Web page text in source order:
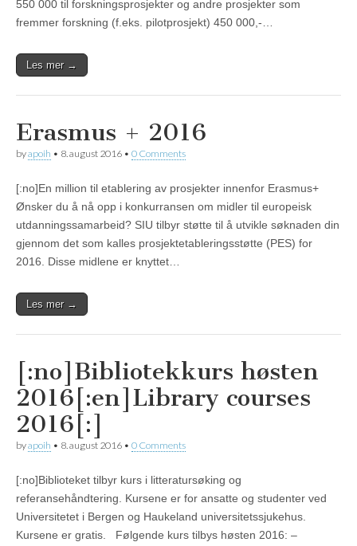
550 000 til forskningsprosjekter og andre prosjekter som
fremmer forskning (f.eks. pilotprosjekt) 450 000,-…
Les mer →
Erasmus + 2016
byapoih • 8. august 2016 • 0 Comments
[:no]En million til etablering av prosjekter innenfor Erasmus+
Ønsker du å nå opp i konkurransen om midler til europeisk
utdanningssamarbeid? SIU tilbyr støtte til å utvikle søknaden din
gjennom det som kalles prosjektetableringsstøtte (PES) for
2016. Disse midlene er knyttet…
Les mer →
[:no]Bibliotekkurs høsten
2016[:en]Library courses
2016[:]
byapoih • 8. august 2016 • 0 Comments
[:no]Biblioteket tilbyr kurs i litteratursøking og
referansehåndtering. Kursene er for ansatte og studenter ved
Universitetet i Bergen og Haukeland universitetssjukehus.
Kursene er gratis. Følgende kurs tilbys høsten 2016: –